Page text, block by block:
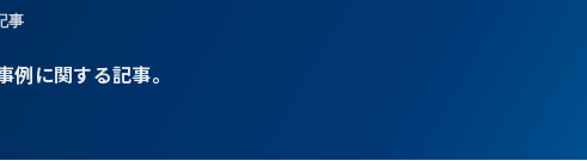
事
に関する記事。